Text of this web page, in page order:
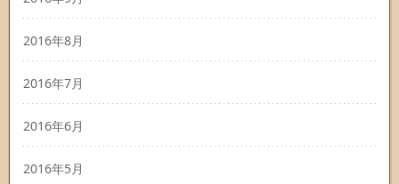
2016年8月
2016年7月
2016年6月
2016年5月